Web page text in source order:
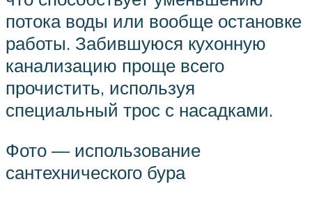
потока воды или вообще остановке
работы. Забившуюся кухонную
канализацию проще всего
прочистить, используя
специальный трос с насадками.
Фото — использование
сантехнического бура